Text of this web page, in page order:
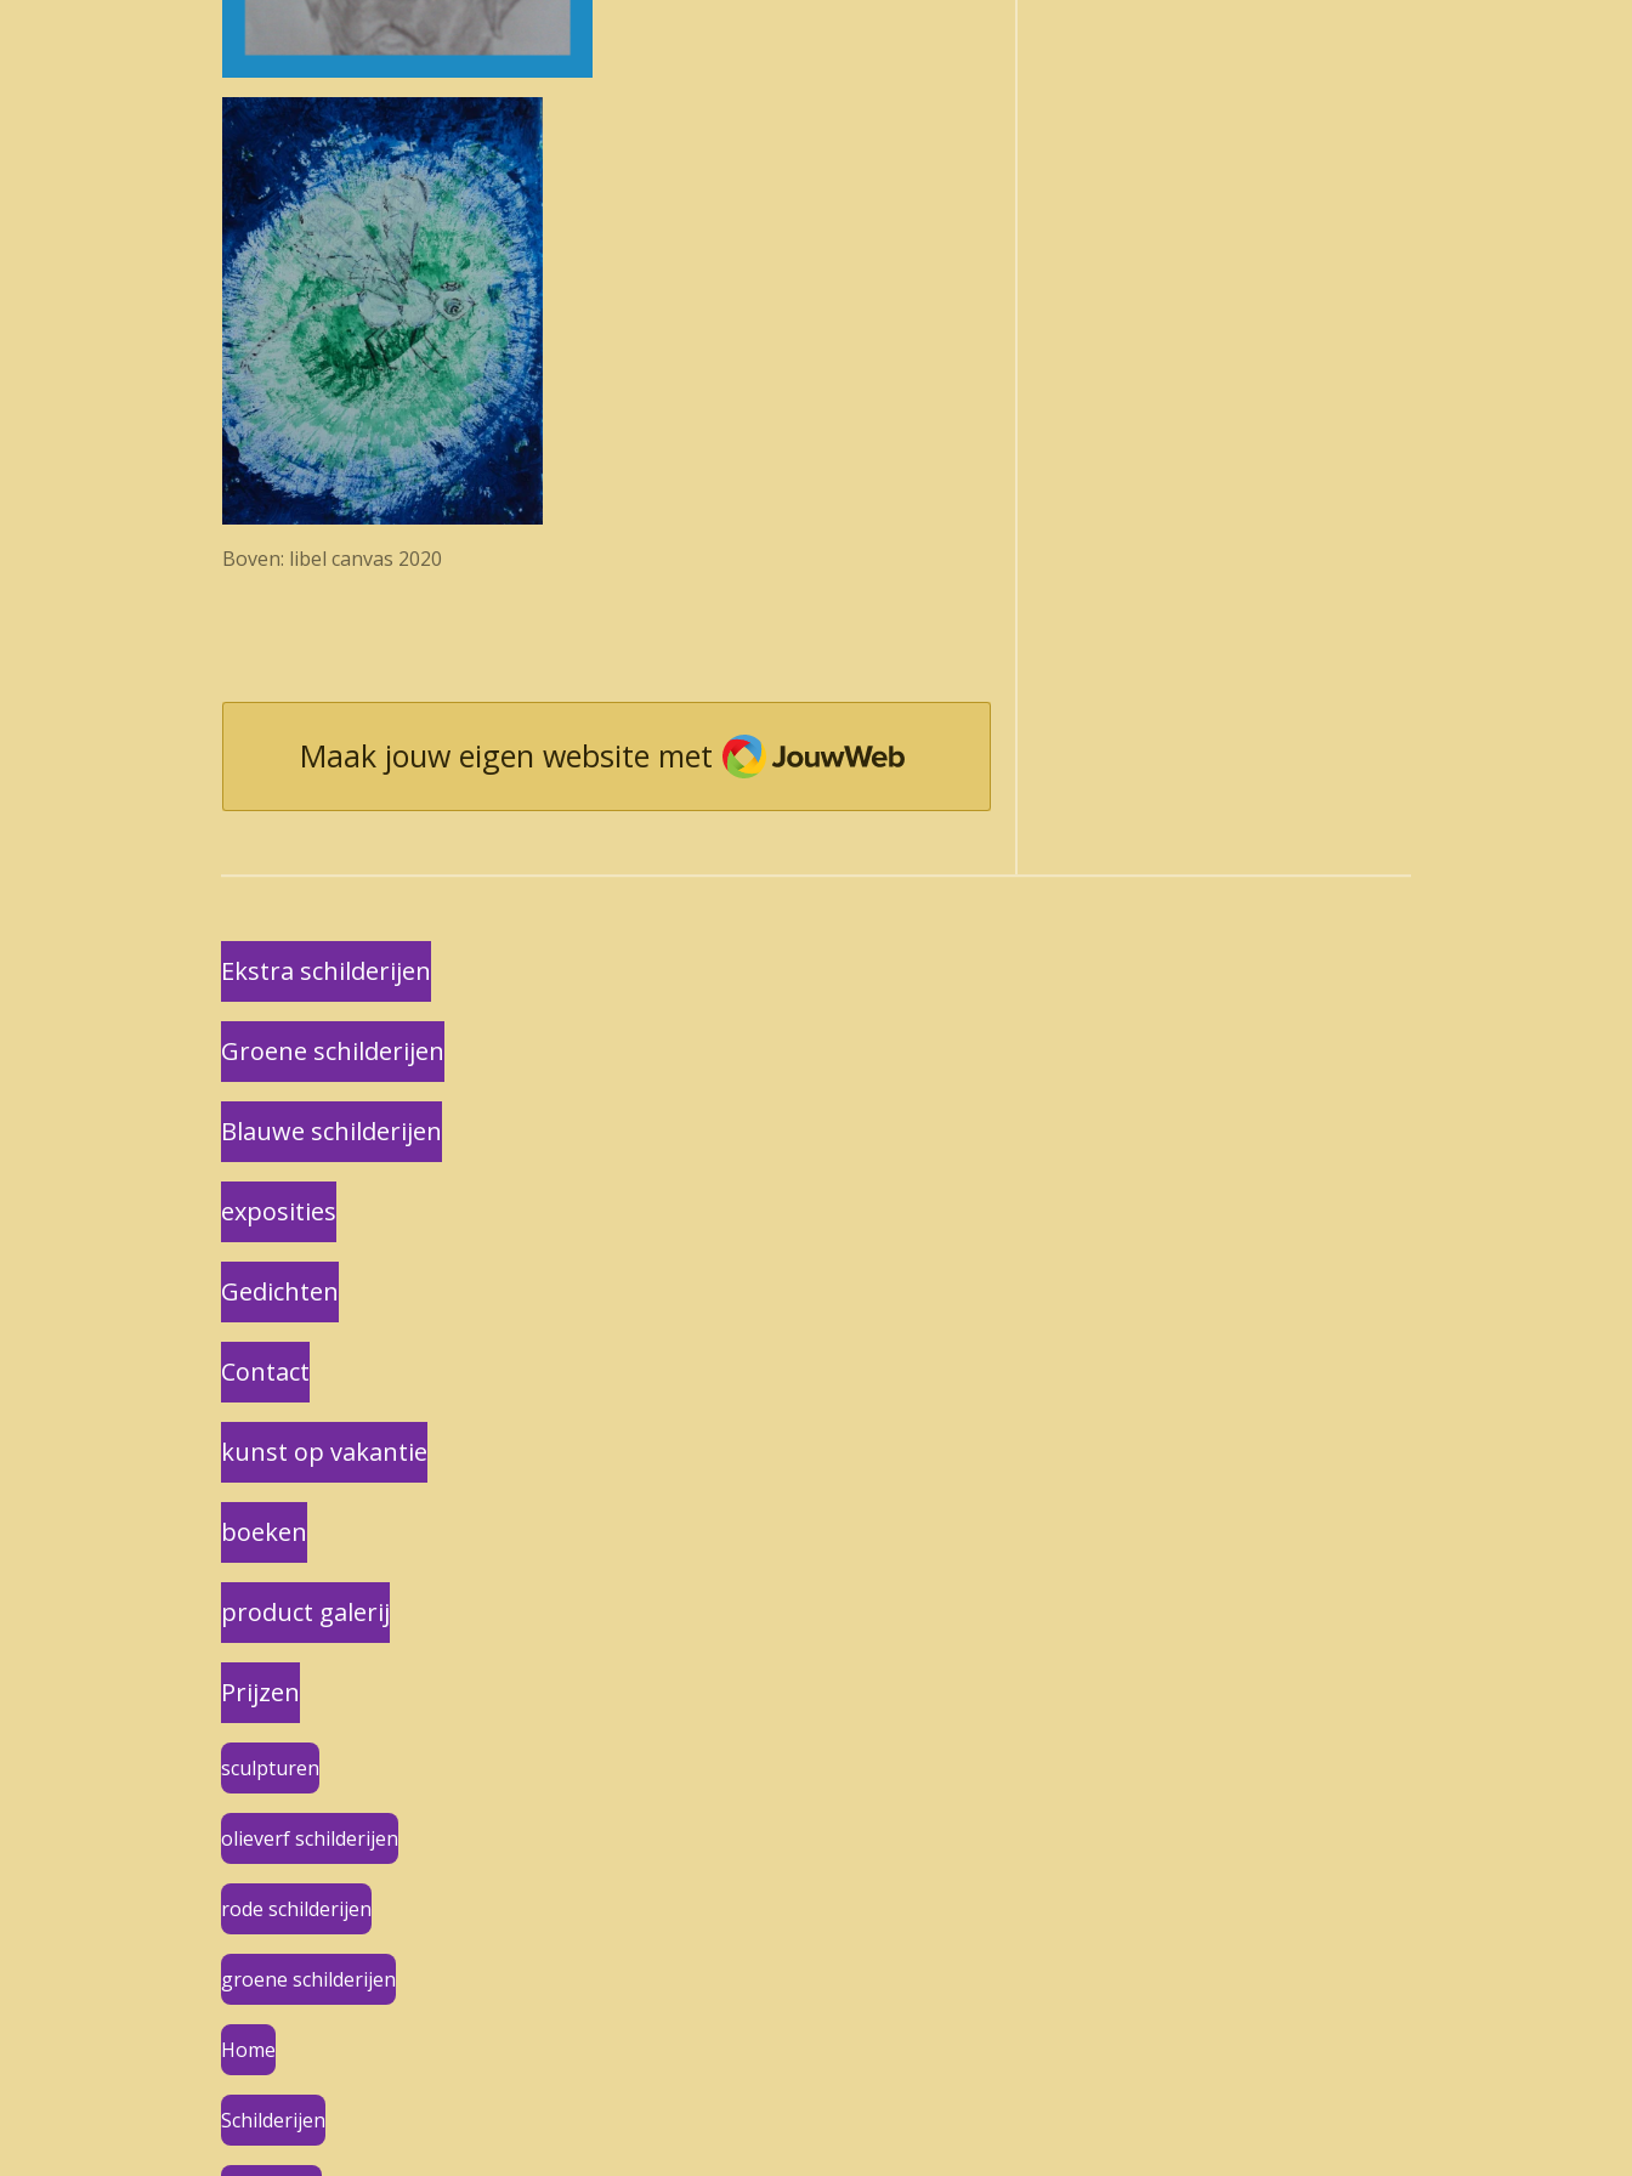
Boven: libel canvas 2020
Maak jouw eigen website met JouwWeb
Ekstra schilderijen
Groene schilderijen
Blauwe schilderijen
exposities
Gedichten
Contact
kunst op vakantie
boeken
product galerij
Prijzen
sculpturen
olieverf schilderijen
rode schilderijen
groene schilderijen
Home
Schilderijen